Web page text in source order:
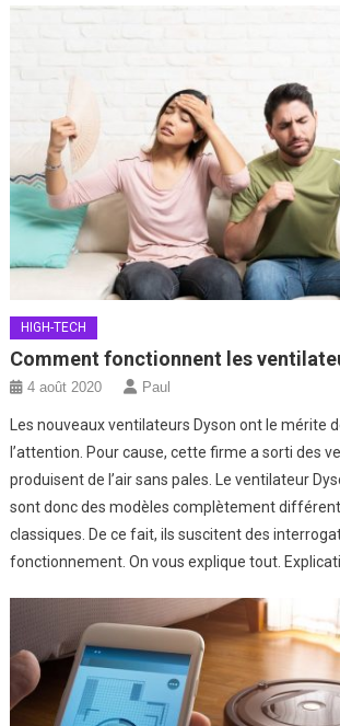
HIGH-TECH
Comment fonctionnent les
4 août 2020 Paul
Les nouveaux ventilateurs Dyson ont le mérite
l’attention. Pour cause, cette firme a sorti des
produisent de l’air sans pales. Le ventilateur
sont donc des modèles complètement
classiques. De ce fait, ils suscitent des
fonctionnement. On vous explique tout.